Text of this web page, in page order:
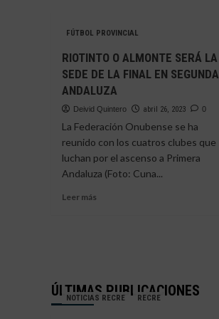
ANUNCIA
RENOVACIONES
FÚTBOL PROVINCIAL
RIOTINTO O ALMONTE SERÁ LA
SEDE DE LA FINAL EN SEGUNDA
ANDALUZA
Deivid Quintero abril 26, 2023 0
La Federación Onubense se ha
reunido con los cuatros clubes que
luchan por el ascenso a Primera
Andaluza (Foto: Cuna...
Leer más
LA
SEDE
ÚLTIMAS PUBLICACIONES
NOTICIAS RECRE RECRE